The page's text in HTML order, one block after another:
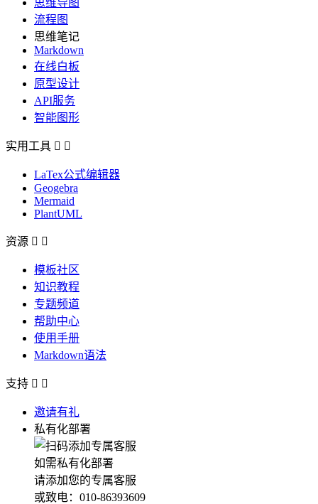
流程图
思维笔记
Markdown
在线白板
原型设计
API服务
智能图形
实用工具  
LaTex公式编辑器
Geogebra
Mermaid
PlantUML
资源  
模板社区
知识教程
专题频道
帮助中心
使用手册
Markdown语法
支持  
邀请有礼
私有化部署
如需私有化部署
请添加您的专属客服
或致电：010-86393609